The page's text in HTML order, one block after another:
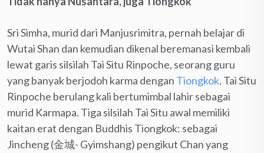
Sri Simha, murid dari Manjusrimitra, pernah belajar di
Wutai Shan dan kemudian dikenal beremanasi kembali
lewat garis silsilah Tai Situ Rinpoche, seorang guru
yang banyak berjodoh karma dengan Tiongkok. Tai Situ
Rinpoche berulang kali bertumimbal lahir sebagai
murid Karmapa. Tiga silsilah Tai Situ awal memiliki
kaitan erat dengan Buddhis Tiongkok: sebagai
Jincheng (金城- Gyimshang) pengikut Chan yang